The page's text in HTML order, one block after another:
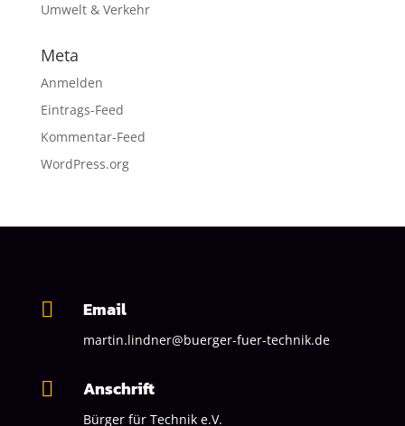
Umwelt & Verkehr
Meta
Anmelden
Eintrags-Feed
Kommentar-Feed
WordPress.org
 Email
martin.lindner@buerger-fuer-technik.de
 Anschrift
Bürger für Technike.V.